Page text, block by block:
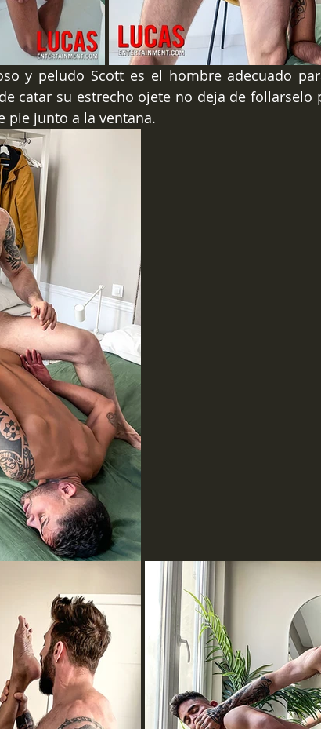
y peludo Scott es el hombre adecuado
catar su estrecho ojete no deja de follarselo
pie junto a la ventana.